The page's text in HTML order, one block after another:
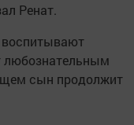
Ренат.
воспитывают
любознательным
сын продолжит